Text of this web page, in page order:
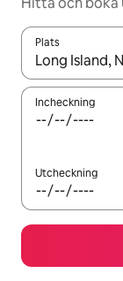
Plats
När resultaten
Incheckning
Utcheckning